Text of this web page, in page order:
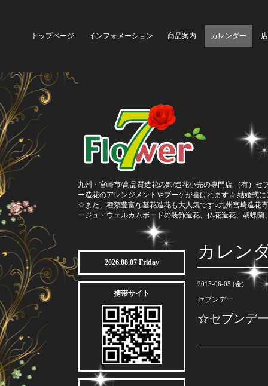
トップページ インフォメーション 商品案内 カレンダー
九州・宮崎市/高品質造花の卸/造花小売の専門店,（有）
ー造花のアレンジメントやブーケが喜ばれます☆ 結婚式
☆また、種類豊富な墓花造花も大人気です○九州宮崎造花
ージュ・ウェルカムボードの装飾造花、仏花造花、胡蝶蘭
カレン
2015-06-05 (金)
セブンデー
☆セブンデ
2026.08.07 Friday
携帯サイト